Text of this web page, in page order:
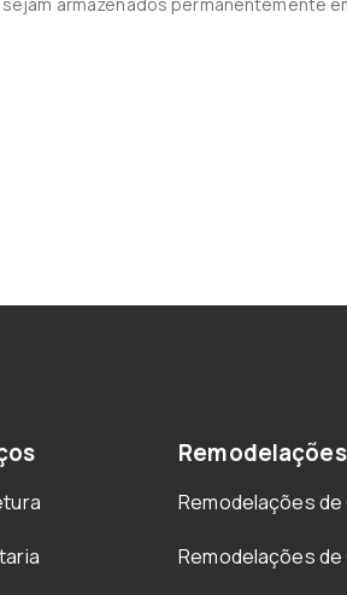
Remodelações
Remodelações de
Remodelações